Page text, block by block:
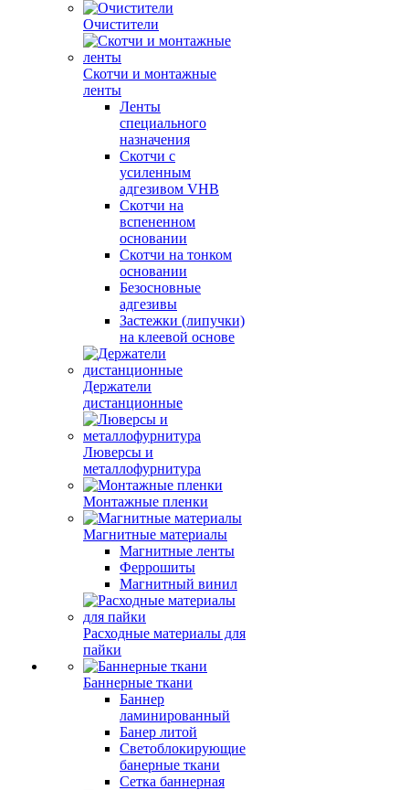
Очистители
Скотчи и монтажные
ленты
Ленты
специального
назначения
Скотчи с
усиленным
адгезивом VHB
Скотчи на
вспененном
основании
Скотчи на тонком
основании
Безосновные
адгезивы
Застежки (липучки)
на клеевой основе
Держатели
дистанционные
Люверсы и
металлофурнитура
Монтажные пленки
Магнитные материалы
Магнитные ленты
Феррошиты
Магнитный винил
Расходные материалы для
пайки
Баннерные ткани
Баннер
ламинированный
Банер литой
Светоблокирующие
банерные ткани
Сетка баннерная